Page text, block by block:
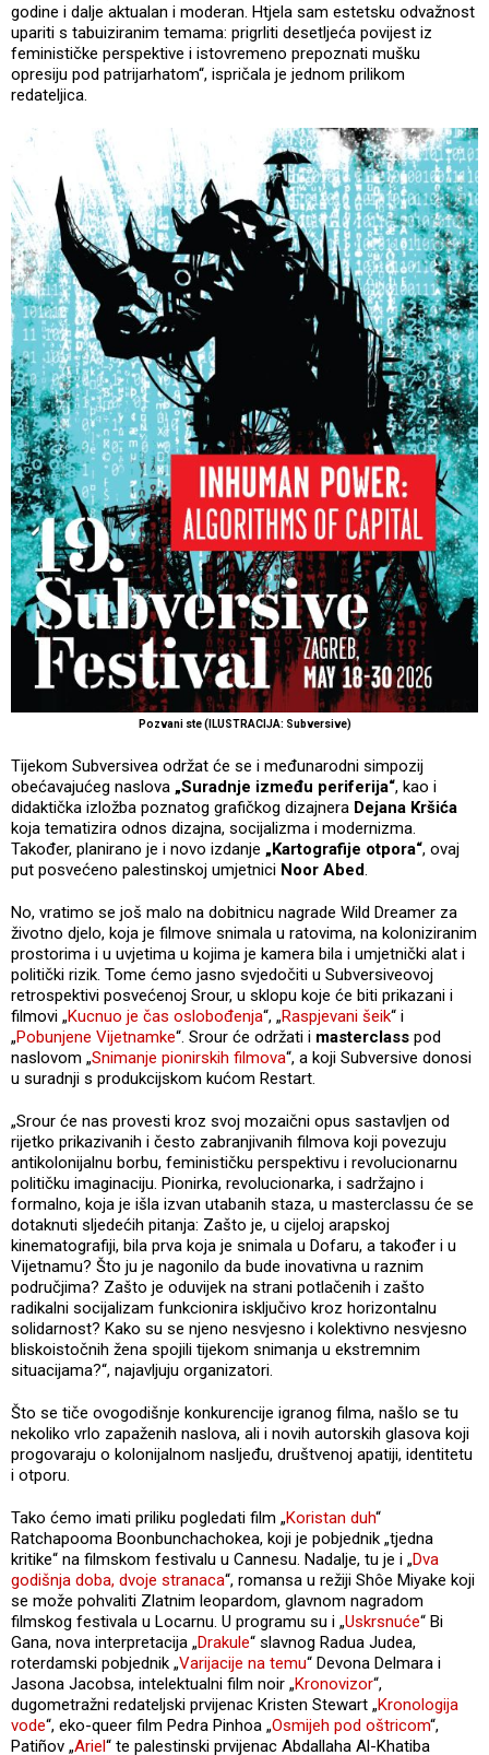
godine i dalje aktualan i moderan. Htjela sam estetsku odvažnost
upariti s tabuiziranim temama: prigrliti desetljeća povijest iz
feminističke perspektive i istovremeno prepoznati mušku
opresiju pod patrijarhatom“, ispričala je jednom prilikom
redateljica.
Pozvani ste (ILUSTRACIJA: Subversive)
Tijekom Subversivea održat će se i međunarodni simpozij
obećavajućeg naslova „Suradnje između periferija“, kao i
didaktička izložba poznatog grafičkog dizajnera Dejana Kršića
koja tematizira odnos dizajna, socijalizma i modernizma.
Također, planirano je i novo izdanje „Kartografije otpora“, ovaj
put posvećeno palestinskoj umjetnici Noor Abed.
No, vratimo se još malo na dobitnicu nagrade Wild Dreamer za
životno djelo, koja je filmove snimala u ratovima, na koloniziranim
prostorima i u uvjetima u kojima je kamera bila i umjetnički alat i
politički rizik. Tome ćemo jasno svjedočiti u Subversiveovoj
retrospektivi posvećenoj Srour, u sklopu koje će biti prikazani i
filmovi „Kucnuo je čas oslobođenja“, „Raspjevani šeik“ i
„Pobunjene Vijetnamke“. Srour će održati i masterclass pod
naslovom „Snimanje pionirskih filmova“, a koji Subversive donosi
u suradnji s produkcijskom kućom Restart.
„Srour će nas provesti kroz svoj mozaični opus sastavljen od
rijetko prikazivanih i često zabranjivanih filmova koji povezuju
antikolonijalnu borbu, feminističku perspektivu i revolucionarnu
političku imaginaciju. Pionirka, revolucionarka, i sadržajno i
formalno, koja je išla izvan utabanih staza, u masterclassu će se
dotaknuti sljedećih pitanja: Zašto je, u cijeloj arapskoj
kinematografiji, bila prva koja je snimala u Dofaru, a također i u
Vijetnamu? Što ju je nagonilo da bude inovativna u raznim
područjima? Zašto je oduvijek na strani potlačenih i zašto
radikalni socijalizam funkcionira isključivo kroz horizontalnu
solidarnost? Kako su se njeno nesvjesno i kolektivno nesvjesno
bliskoistočnih žena spojili tijekom snimanja u ekstremnim
situacijama?“, najavljuju organizatori.
Što se tiče ovogodišnje konkurencije igranog filma, našlo se tu
nekoliko vrlo zapaženih naslova, ali i novih autorskih glasova koji
progovaraju o kolonijalnom nasljeđu, društvenoj apatiji, identitetu
i otporu.
Tako ćemo imati priliku pogledati film „Koristan duh“
Ratchapooma Boonbunchachokea, koji je pobjednik „tjedna
kritike“ na filmskom festivalu u Cannesu. Nadalje, tu je i „Dva
godišnja doba, dvoje stranaca“, romansa u režiji Shôe Miyake koji
se može pohvaliti Zlatnim leopardom, glavnom nagradom
filmskog festivala u Locarnu. U programu su i „Uskrsnuće“ Bi
Gana, nova interpretacija „Drakule“ slavnog Radua Judea,
roterdamski pobjednik „Varijacije na temu“ Devona Delmara i
Jasona Jacobsa, intelektualni film noir „Kronovizor“,
dugometražni redateljski prvijenac Kristen Stewart „Kronologija
vode“, eko-queer film Pedra Pinhoa „Osmijeh pod oštricom“,
Patiñov „Ariel“ te palestinski prvijenac Abdallaha Al-Khatiba